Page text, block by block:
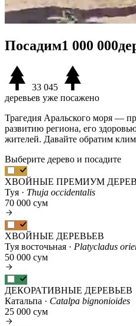
Посадим1 000 000
33 045
деревьев уже посажено
Трагедия Аральского моря —
развитию региона, его
жителей. Давайте обратим
Выберите дерево и посадите
ХВОЙНЫЕ ПРЕМИУМ
Туя · Thuja occidentalis
70 000 сум
ХВОЙНЫЕ ДЕРЕВЬЕВ
Туя восточьная · Platycladus
50 000 сум
ДЕКОРАТИВНЫЕ ДЕРЕВЬЕВ
Катальпа · Catalpa bignonioides
25 000 сум